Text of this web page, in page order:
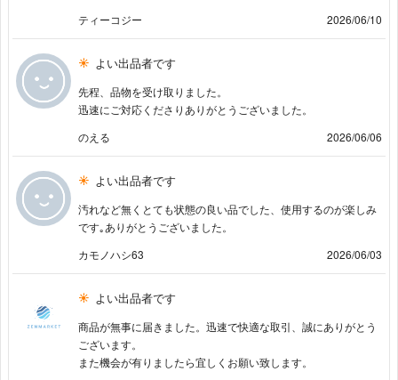
ティーコジー
2026/06/10
よい出品者です
先程、品物を受け取りました。
迅速にご対応くださりありがとうございました。
のえる
2026/06/06
よい出品者です
汚れなど無くとても状態の良い品でした、使用するのが楽しみ
です｡ありがとうございました。
カモノハシ63
2026/06/03
よい出品者です
商品が無事に届きました。迅速で快適な取引、誠にありがとう
ございます。
また機会が有りましたら宜しくお願い致します。